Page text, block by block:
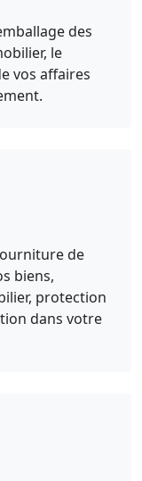
des
le
vos affaires
de
biens,
protection
dans votre